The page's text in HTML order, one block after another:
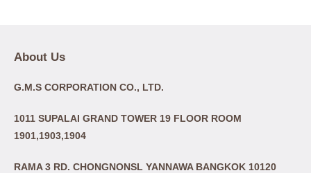
About Us
G.M.S CORPORATION CO., LTD.
1011 SUPALAI GRAND TOWER 19 FLOOR ROOM
1901,1903,1904
RAMA 3 RD. CHONGNONSL YANNAWA BANGKOK 10120